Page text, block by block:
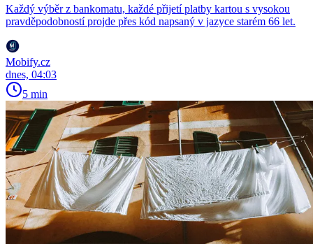
Každý výběr z bankomatu, každé přijetí platby kartou s vysokou
pravděpodobností projde přes kód napsaný v jazyce starém 66 let.
Mobify.cz
dnes, 04:03
5 min